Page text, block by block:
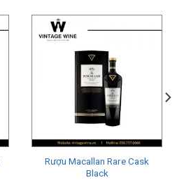
Rượu Macallan Rare Cask
Black